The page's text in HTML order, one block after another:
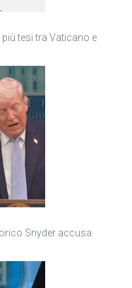
più tesi tra Vaticano e
Snyder accusa